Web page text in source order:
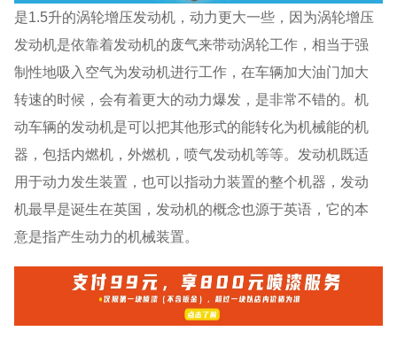
是1.5升的涡轮增压发动机，动力更大一些，因为涡轮增压
发动机是依靠着发动机的废气来带动涡轮工作，相当于强
制性地吸入空气为发动机进行工作，在车辆加大油门加大
转速的时候，会有着更大的动力爆发，是非常不错的。机
动车辆的发动机是可以把其他形式的能转化为机械能的机
器，包括内燃机，外燃机，喷气发动机等等。发动机既适
用于动力发生装置，也可以指动力装置的整个机器，发动
机最早是诞生在英国，发动机的概念也源于英语，它的本
意是指产生动力的机械装置。